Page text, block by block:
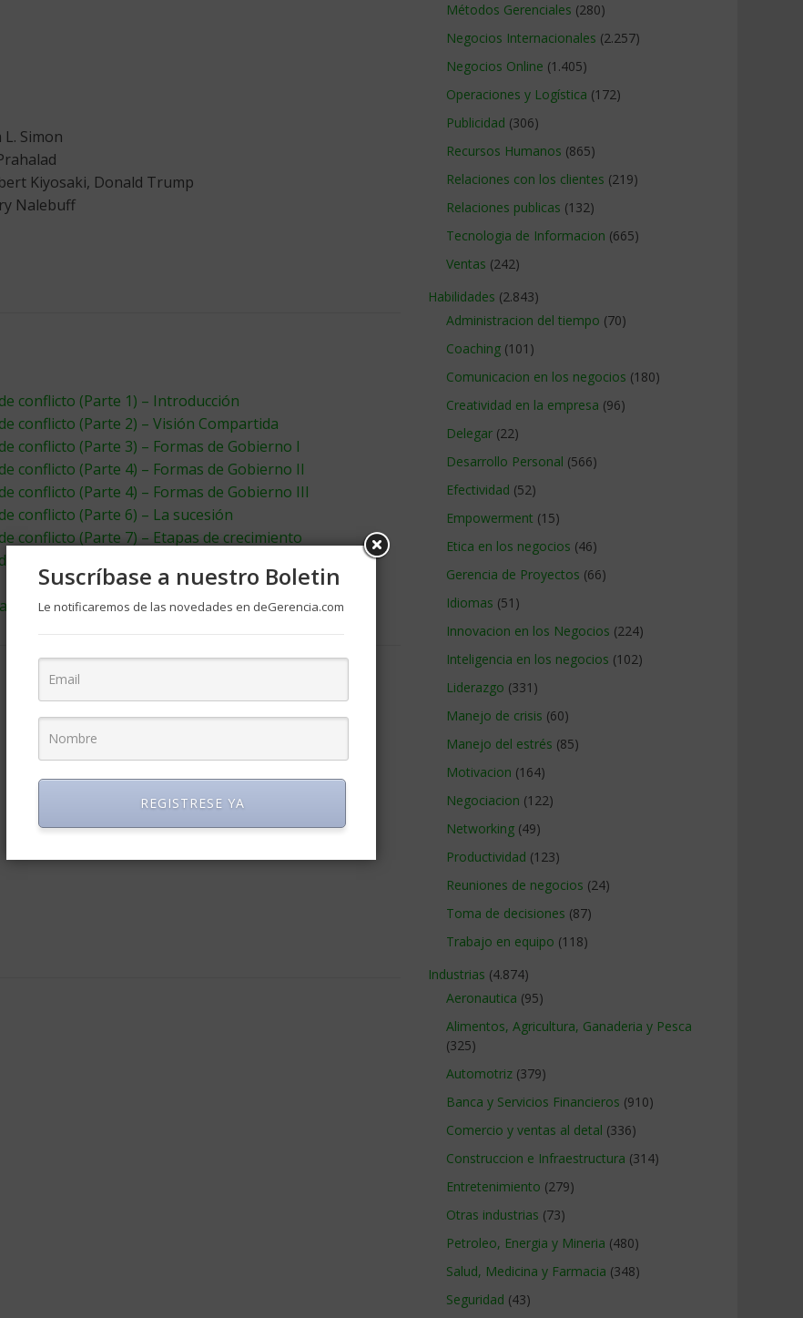
Simon
Kiyosaki, Donald Trump
Nalebuff
conflicto (Parte 1) – Introducción
conflicto (Parte 2) – Visión Compartida
conflicto (Parte 3) – Formas de Gobierno I
conflicto (Parte 4) – Formas de Gobierno II
conflicto (Parte 4) – Formas de Gobierno III
conflicto (Parte 6) – La sucesión
conflicto (Parte 7) – Etapas de crecimiento
conflicto (Parte 8) – Conceptos clave
Métodos Gerenciales (280)
Negocios Internacionales (2.257)
Negocios Online (1.405)
Operaciones y Logística (172)
Publicidad (306)
Recursos Humanos (865)
Relaciones con los clientes (219)
Relaciones publicas (132)
Tecnologia de Informacion (665)
Ventas (242)
Habilidades (2.843)
Administracion del tiempo (70)
Coaching (101)
Comunicacion en los negocios (180)
Creatividad en la empresa (96)
Delegar (22)
Desarrollo Personal (566)
Efectividad (52)
Empowerment (15)
Etica en los negocios (46)
Gerencia de Proyectos (66)
Idiomas (51)
Innovacion en los Negocios (224)
Inteligencia en los negocios (102)
Liderazgo (331)
Manejo de crisis (60)
Manejo del estrés (85)
Motivacion (164)
Negociacion (122)
Networking (49)
Productividad (123)
Reuniones de negocios (24)
Toma de decisiones (87)
Trabajo en equipo (118)
Industrias (4.874)
Aeronautica (95)
Alimentos, Agricultura, Ganaderia y Pesca
(325)
Automotriz (379)
Banca y Servicios Financieros (910)
Comercio y ventas al detal (336)
Construccion e Infraestructura (314)
Entretenimiento (279)
Otras industrias (73)
Petroleo, Energia y Mineria (480)
Salud, Medicina y Farmacia (348)
Seguridad (43)
Suscríbase a nuestro Boletin
Le notificaremos de las novedades en deGerencia.com
REGISTRESE YA